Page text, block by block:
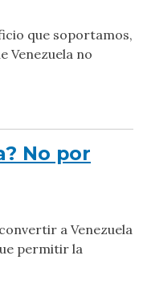
que soportamos,
Venezuela no
No por
a Venezuela
permitir la